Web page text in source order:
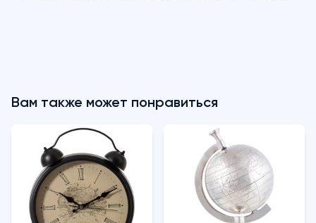
Вам также может понравиться